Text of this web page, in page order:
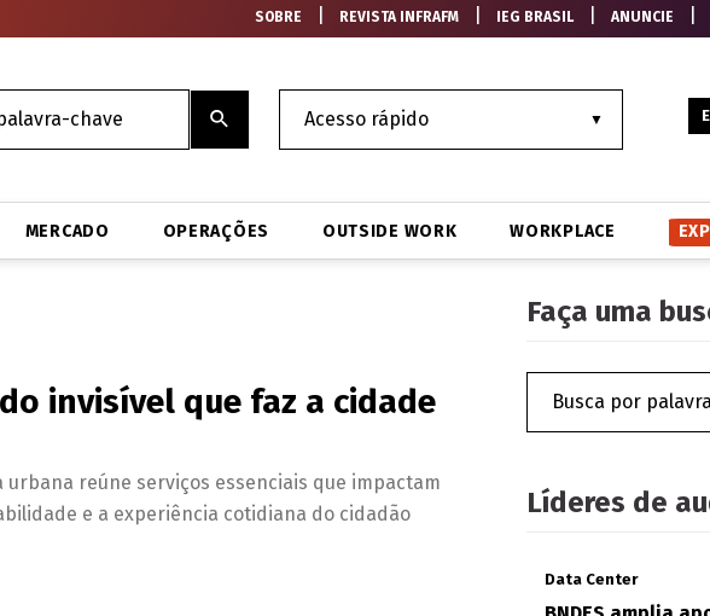
SOBRE REVISTA INFRAFM IEG BRASIL|ANUNCIE
MERCADO OPERAÇÕES OUTSIDE WORK WORKPLACE
invisível que faz a cidade
reúne serviços essenciais que impactam
e a experiência cotidiana do cidadão
Faça uma
Líderes de
Data Center